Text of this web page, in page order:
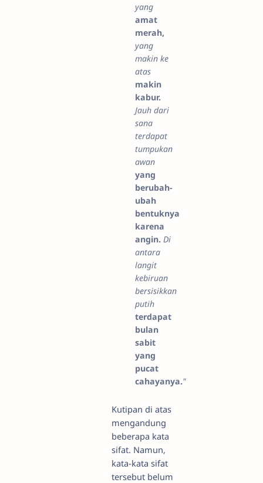
yang
amat
merah,
yang
makin ke
atas
makin
kabur.
Jauh dari
sana
terdapat
tumpukan
awan
yang
berubah-
ubah
bentuknya
karena
angin. Di
antara
langit
kebiruan
bersisikkan
putih
terdapat
bulan
sabit
yang
pucat
cahayanya."
Kutipan di atas
mengandung
beberapa kata
sifat. Namun,
kata-kata sifat
tersebut belum